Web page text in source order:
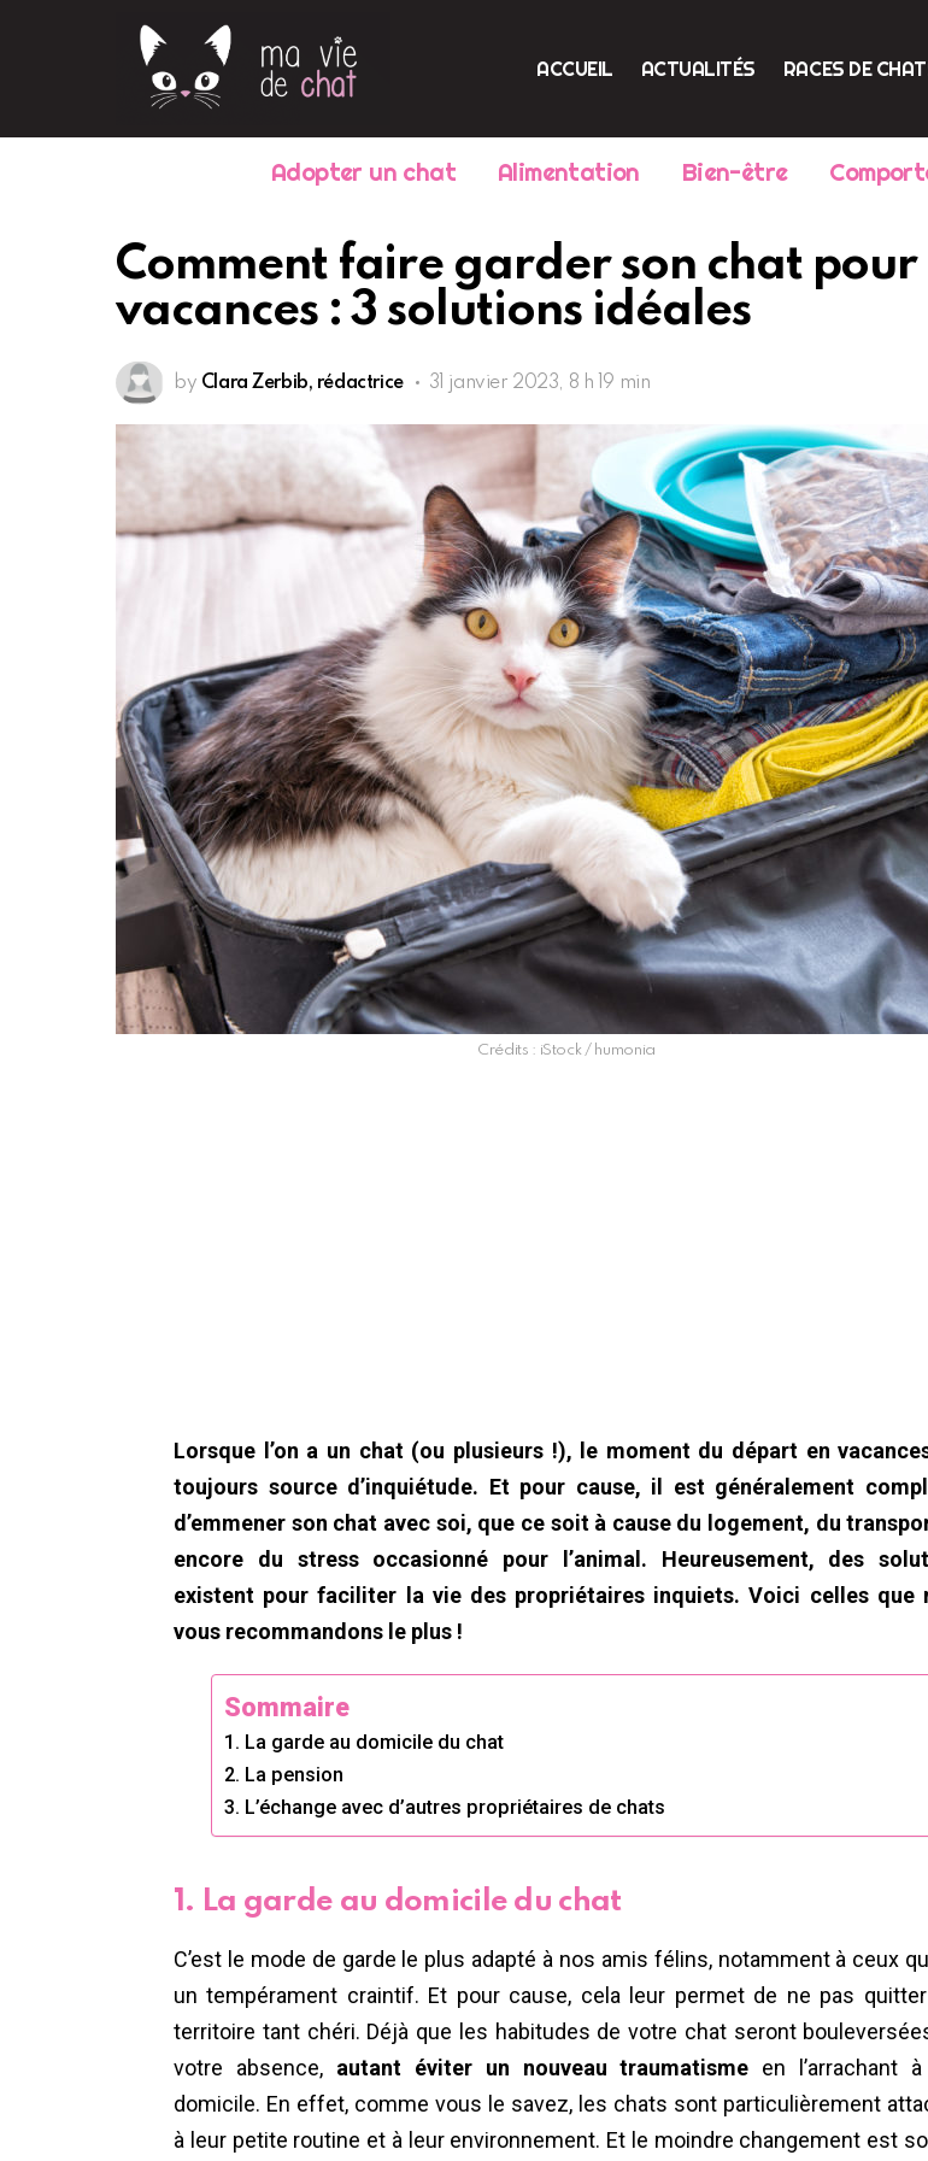
ACCUEIL ACTUALITÉS RACES DE
Adopter un chat Alimentation Bien-être
Comment faire garder son chat pour
vacances : 3 solutions idéales
by Clara Zerbib, rédactrice 31 janvier 2023, 8 h 19 min
Crédits : iStock / humonia
Lorsque l’on a un chat (ou plusieurs !), le moment du départ en
toujours source d’inquiétude. Et pour cause, il est généralement
d’emmener son chat avec soi, que ce soit à cause du logement, du
encore du stress occasionné pour l’animal. Heureusement, des
existent pour faciliter la vie des propriétaires inquiets. Voici celles que
vous recommandons le plus !
Sommaire
1. La garde au domicile du chat
2. La pension
3. L’échange avec d’autres propriétaires de chats
1. La garde au domicile du chat
C’est le mode de garde le plus adapté à nos amis félins, notamment à ceux
un tempérament craintif. Et pour cause, cela leur permet de ne pas
territoire tant chéri. Déjà que les habitudes de votre chat seront
votre absence, autant éviter un nouveau traumatisme en l’arrachant
domicile. En effet, comme vous le savez, les chats sont particulièrement
à leur petite routine et à leur environnement. Et le moindre changement est